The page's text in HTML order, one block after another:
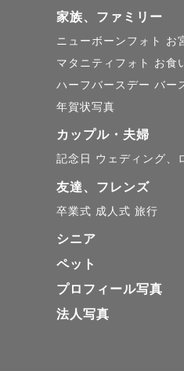
家族、ファミリー
ニューボーンフォト お
マタニティフォト
お食
ハーフバースデー バー
年賀状写真
カップル・夫婦
記念日 ウェディング、
友達、フレンズ
卒業式 成人式 旅行
シニア
ペット
プロフィール写真
法人写真